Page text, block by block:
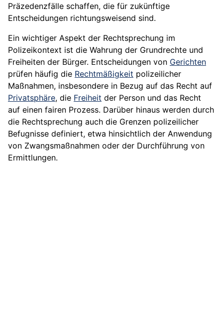
Präzedenzfälle schaffen, die für zukünftige
Entscheidungen richtungsweisend sind.
Ein wichtiger Aspekt der Rechtsprechung im
Polizeikontext ist die Wahrung der Grundrechte und
Freiheiten der Bürger. Entscheidungen von Gerichten
prüfen häufig die Rechtmäßigkeit polizeilicher
Maßnahmen, insbesondere in Bezug auf das Recht auf
Privatsphäre, die Freiheit der Person und das Recht
auf einen fairen Prozess. Darüber hinaus werden durch
die Rechtsprechung auch die Grenzen polizeilicher
Befugnisse definiert, etwa hinsichtlich der Anwendung
von Zwangsmaßnahmen oder der Durchführung von
Ermittlungen.